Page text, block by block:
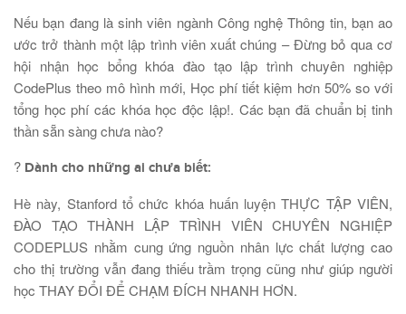
Nếu bạn đang là sinh viên ngành Công nghệ Thông tin, bạn ao
ước trở thành một lập trình viên xuất chúng – Đừng bỏ qua cơ
hội nhận học bổng khóa đào tạo lập trình chuyên nghiệp
CodePlus theo mô hình mới, Học phí tiết kiệm hơn 50% so với
tổng học phí các khóa học độc lập!. Các bạn đã chuẩn bị tinh
thần sẵn sàng chưa nào?
? Dành cho những ai chưa biết:
Hè này, Stanford tổ chức khóa huấn luyện THỰC TẬP VIÊN,
ĐÀO TẠO THÀNH LẬP TRÌNH VIÊN CHUYÊN NGHIỆP
CODEPLUS nhằm cung ứng nguồn nhân lực chất lượng cao
cho thị trường vẫn đang thiếu trầm trọng cũng như giúp người
học THAY ĐỔI ĐỂ CHẠM ĐÍCH NHANH HƠN.